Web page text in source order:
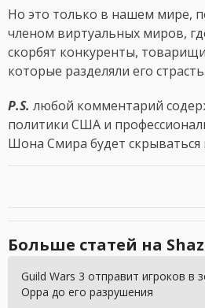
Но это только в нашем мире,
членом виртуальных миров,
скорбят конкуренты,
которые разделяли его
P.S. любой комментарий
политики США и
Шона Смира будет скрываться
Больше статей на
Guild Wars 3 отправит игроков в
Орра до его разрушения